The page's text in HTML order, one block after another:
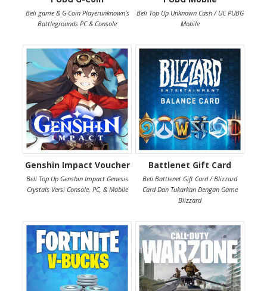
Beli game & G-Coin Playerunknown's
Battlegrounds PC & Console
Beli Top Up Unknown Cash / UC PUBG
Mobile
Genshin Impact Voucher
Beli Top Up Genshin Impact Genesis
Crystals Versi Console, PC, & Mobile
Battlenet Gift Card
Beli Battlenet Gift Card / Blizzard
Card Dan Tukarkan Dengan Game
Blizzard